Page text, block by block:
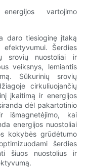
vartojimo
daro tiesioginę įtaką
efektyvumui. Šerdies
srovių nuostoliai ir
veiksnys, lemiantis
Sūkurinių srovių
cirkuliuojančių
įkaitimą ir energijos
dėl pakartotinio
išmagnetėjimo, kai
energijos nuostoliai
kokybės grūdėtumo
šerdies
šiuos nuostolius ir